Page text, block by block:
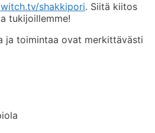
shakkipori. Siitä kiitos
tukijoillemme!
ja toimintaa ovat merkittävästi